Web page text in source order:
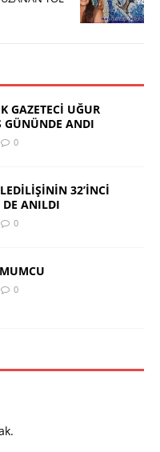
GAZETECİ UĞUR
GÜNÜNDE ANDI
0
32’İNCİ
DE ANILDI
0
0